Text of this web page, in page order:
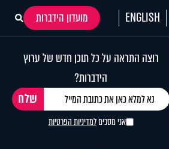
ENGLISH
מועדון הידברות
רוצה התראה על כל תוכן חדש של ערוץ
הידברות?
אני מסכיםלמדיניות הפרטיות